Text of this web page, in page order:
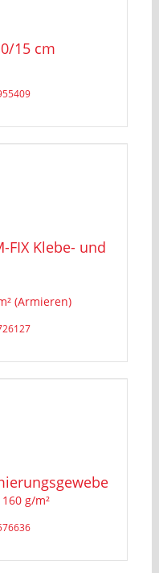
15 cm
FIX Klebe- und
(Armieren)
g/m²